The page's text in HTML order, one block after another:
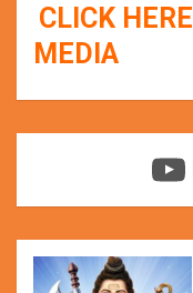
CLICK
MEDIA